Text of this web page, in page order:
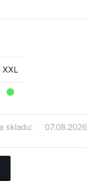
XXL
skladu: 07.08.2026